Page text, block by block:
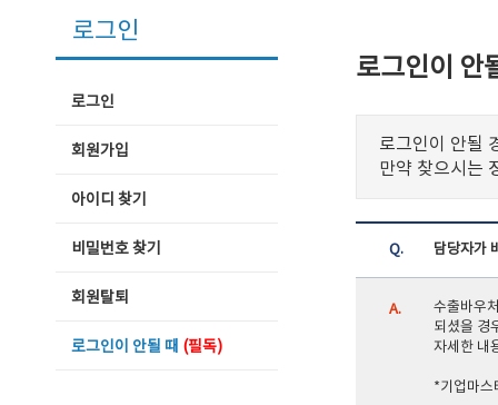
로그인
로그인
회원가입
아이디 찾기
비밀번호 찾기
회원탈퇴
로그인이 안될 때 (필독)
로그인이 안
로그인이 안될
만약 찾으시는
Q. 담당자가
A.
수출바우
되셨을 경
자세한 내
*기업마스